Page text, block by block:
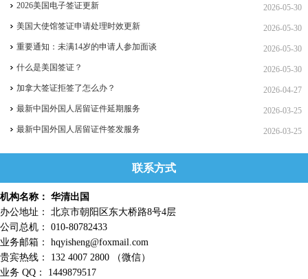
2026-05-30
2026美国电子签证更新
2026-05-30
美国大使馆签证申请处理时效更新
2026-05-30
重要通知：未满14岁的申请人参加面谈
2026-05-30
什么是美国签证？
2026-04-27
加拿大签证拒签了怎么办？
2026-03-25
最新中国外国人居留证件延期服务
2026-03-25
最新中国外国人居留证件签发服务
联系方式
机构名称： 华清出国
办公地址： 北京市朝阳区东大桥路8号4层
公司总机： 010-80782433
业务邮箱： hqyisheng@foxmail.com
贵宾热线： 132 4007 2800 （微信）
业务 QQ： 1449879517